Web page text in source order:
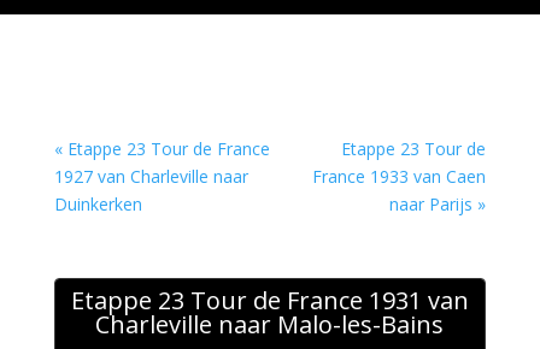
« Etappe 23 Tour de France
1927 van Charleville naar
Duinkerken
Etappe 23 Tour de
France 1933 van Caen
naar Parijs »
Etappe 23 Tour de France 1931 van
Charleville naar Malo-les-Bains